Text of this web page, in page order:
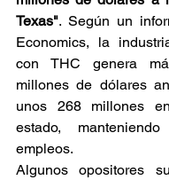
Texas". Según un
Economics, la
con THC genera
millones de dólares
unos 268 millones
estado,
empleos.
Algunos opositores